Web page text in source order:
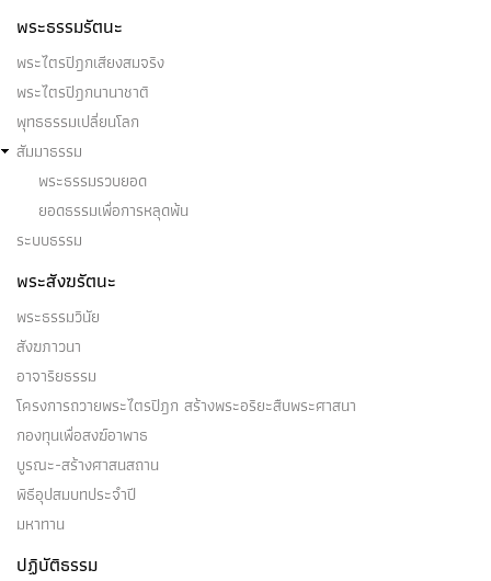
พระธรรมรัตนะ
พระไตรปิฎกเสียงสมจริง
พระไตรปิฎกนานาชาติ
พุทธธรรมเปลี่ยนโลก
สัมมาธรรม
พระธรรมรวบยอด
ยอดธรรมเพื่อการหลุดพ้น
ระบบธรรม
พระสังฆรัตนะ
พระธรรมวินัย
สังฆภาวนา
อาจาริยธรรม
โครงการถวายพระไตรปิฎก สร้างพระอริยะสืบพระศาสนา
กองทุนเพื่อสงฆ์อาพาธ
บูรณะ-สร้างศาสนสถาน
พิธีอุปสมบทประจำปี
มหาทาน
ปฏิบัติธรรม